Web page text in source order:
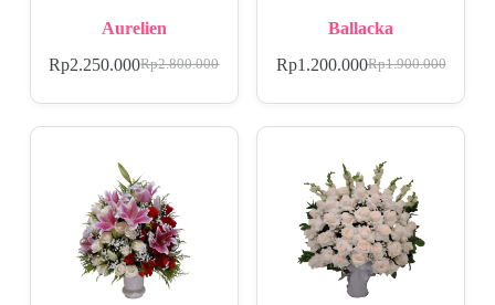
Aurelien
Rp2.800.000
Rp2.250.000
Ballacka
Rp1.900.000
Rp1.200.000